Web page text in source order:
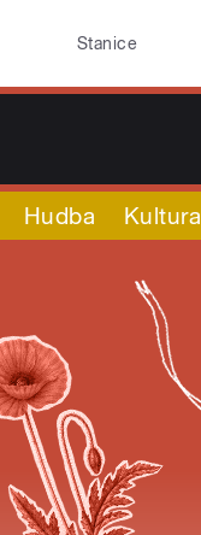
Stanice
Hudba Kultura